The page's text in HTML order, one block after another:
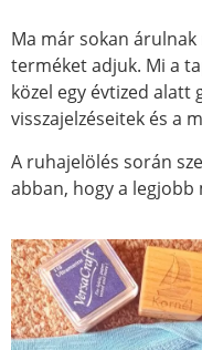
Ma már sokan
terméket adjuk. Mi a
közel egy évtized alatt
visszajelzéseitek és a
A ruhajelölés során
abban, hogy a legjobb